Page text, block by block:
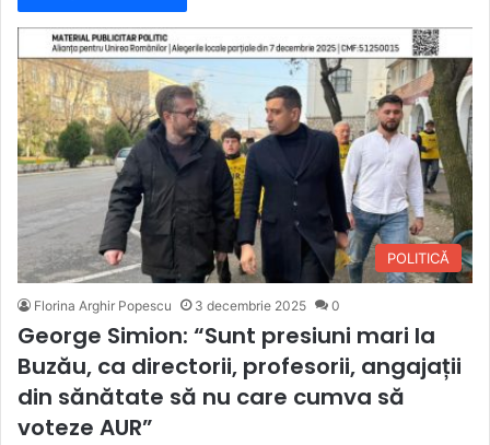
POLITICĂ
Florina Arghir Popescu 3 decembrie 2025 0
George Simion: “Sunt presiuni mari la
Buzău, ca directorii, profesorii, angajații
din sănătate să nu care cumva să
voteze AUR”